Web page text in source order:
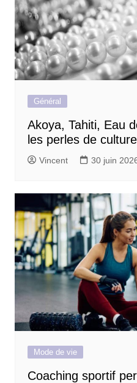
Général
Akoya, Tahiti, Eau
les perles de culture
Vincent 30 juin
Mode de vie
Coaching sportif